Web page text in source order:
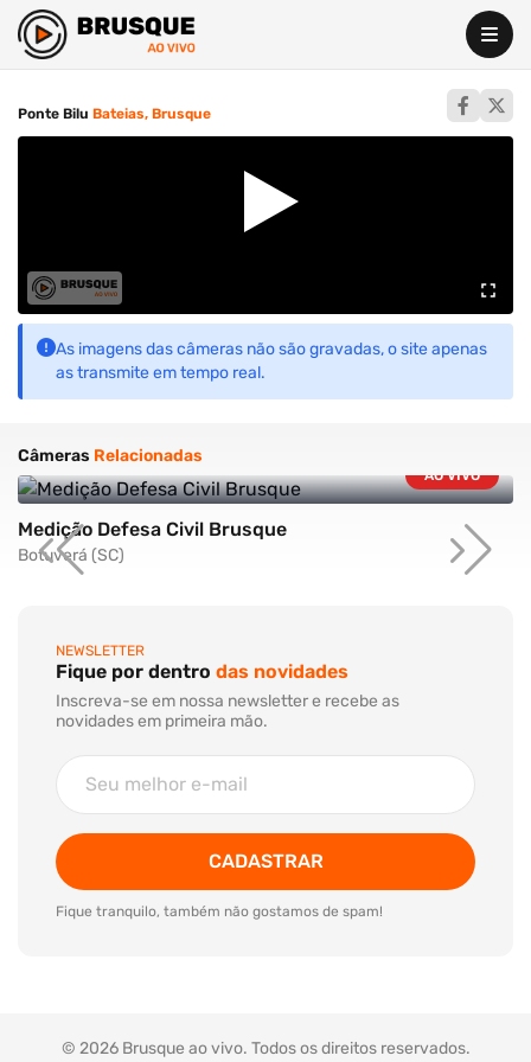
Ponte Bilu Bateias, Brusque
As imagens das câmeras não são gravadas, o site apenas
as transmite em tempo real.
Câmeras Relacionadas
AO VIVO
Medição Defesa Civil Brusque
Botuverá (SC)
NEWSLETTER
Fique por dentro das novidades
Inscreva-se em nossa newsletter e recebe as
novidades em primeira mão.
CADASTRAR
Fique tranquilo, também não gostamos de spam!
© 2026 Brusque ao vivo. Todos os direitos reservados.